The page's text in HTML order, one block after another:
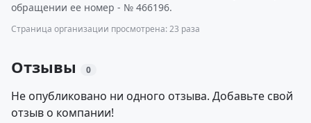
обращении ее номер - № 466196.
Страница организации просмотрена: 23 раза
Отзывы 0
Не опубликовано ни одного отзыва. Добавьте свой
отзыв о компании!